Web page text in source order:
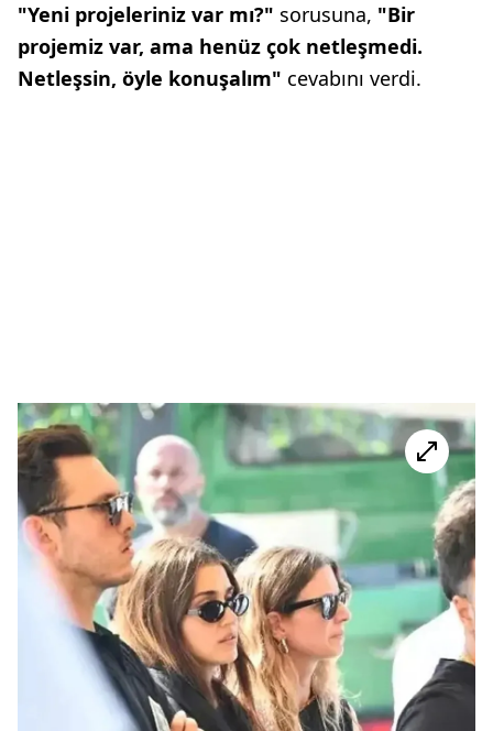
"Yeni projeleriniz var mı?" sorusuna, "Bir
projemiz var, ama henüz çok netleşmedi.
Netleşsin, öyle konuşalım" cevabını verdi.